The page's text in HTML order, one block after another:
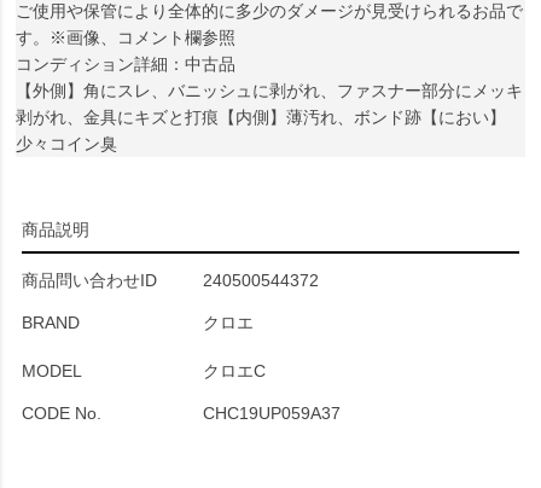
ご使用や保管により全体的に多少のダメージが見受けられるお品で
す。※画像、コメント欄参照
コンディション詳細：中古品
【外側】角にスレ、バニッシュに剥がれ、ファスナー部分にメッキ
剥がれ、金具にキズと打痕【内側】薄汚れ、ボンド跡【におい】
少々コイン臭
商品説明
商品問い合わせID 240500544372
BRAND クロエ
MODEL クロエC
CODE No. CHC19UP059A37